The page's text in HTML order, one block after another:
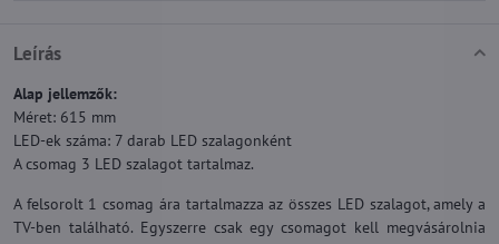
Leírás
Alap jellemzők:
Méret: 615 mm
LED-ek száma: 7 darab LED szalagonként
A csomag 3 LED szalagot tartalmaz.
A felsorolt 1 csomag ára tartalmazza az összes LED szalagot, amely a
TV-ben található. Egyszerre csak egy csomagot kell megvásárolnia